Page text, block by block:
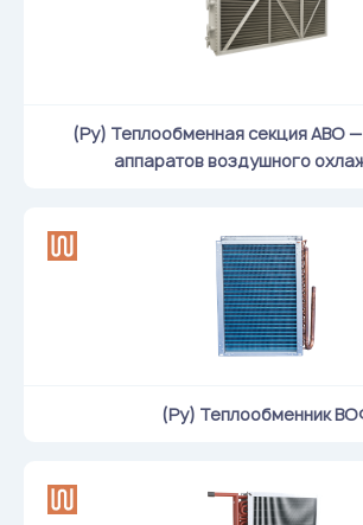
Ventilatsion panjaralar
Ventilatsion mahsulotlar
Filtrlar
Горнодобывающая
Прочее оборудование
(Ру) Теплообменная секция АВО
аппаратов воздушного
(Ру) Теплообменник